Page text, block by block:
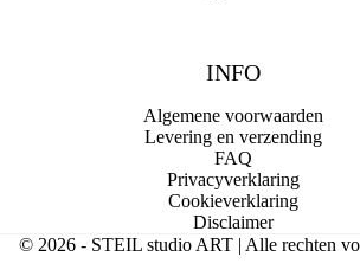
INFO
Algemene voorwaarden
Levering en verzending
FAQ
Privacyverklaring
Cookieverklaring
Disclaimer
© 2026 - STEIL studio ART | Alle rechten